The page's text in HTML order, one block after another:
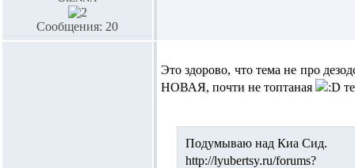
Сообщения: 20
Это здорово, что тема не про
НОВАЯ, почти не топтаная
Подумываю над Киа Сид.
http://lyubertsy.ru/forums?